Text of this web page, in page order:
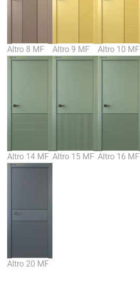
Altro 8 MF Altro 9 MF Altro 10 MF
Altro 14 MF Altro 15 MF Altro 16 MF
Altro 20 MF